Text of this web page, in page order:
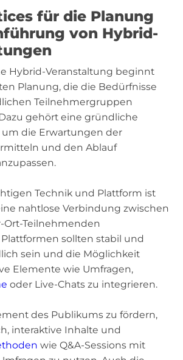
für die Planung
von Hybrid-
Hybrid-Veranstaltung beginnt
Planung, die die Bedürfnisse
Teilnehmergruppen
gehört eine gründliche
um die Erwartungen der
und den Ablauf
Technik und Plattform ist
nahtlose Verbindung zwischen
Ort-Teilnehmenden
sollten stabil und
sein und die Möglichkeit
Elemente wie Umfragen,
oder Live-Chats zu integrieren.
des Publikums zu fördern,
interaktive Inhalte und
wie Q&A-Sessions mit